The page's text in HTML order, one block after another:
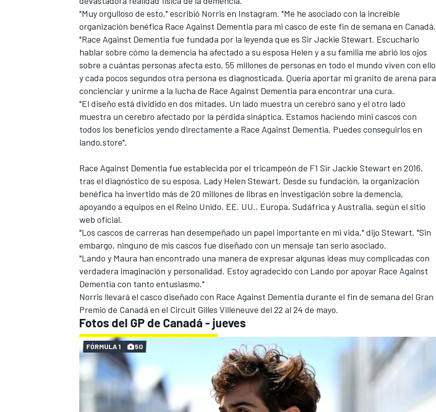
WRC
"Muy orgulloso de esto," escribió Norris en Instagram. "Me he asociado con la increíble
organización benéfica Race Against Dementia para mi casco de este fin de semana en Canadá.
"Race Against Dementia fue fundada por la leyenda que es Sir Jackie Stewart. Escucharlo
hablar sobre cómo la demencia ha afectado a su esposa Helen y a su familia me abrió los ojos
sobre a cuántas personas afecta esto. 55 millones de personas en todo el mundo viven con ello
y cada pocos segundos otra persona es diagnosticada. Quería aportar mi granito de arena para
concienciar y unirme a la lucha de Race Against Dementia para encontrar una cura.
"El diseño está dividido en dos mitades. Un lado muestra un cerebro sano y el otro lado
muestra un cerebro afectado por la pérdida sináptica. Estamos haciendo mini cascos con
todos los beneficios yendo directamente a Race Against Dementia. Puedes conseguirlos en
lando.store".
Race Against Dementia fue establecida por el tricampeón de F1 Sir Jackie Stewart en 2016,
tras el diagnóstico de su esposa, Lady Helen Stewart. Desde su fundación, la organización
benéfica ha invertido más de 20 millones de libras en investigación sobre la demencia,
apoyando a equipos en el Reino Unido, EE. UU., Europa, Sudáfrica y Australia, según el sitio
web oficial.
"Los cascos de carreras han desempeñado un papel importante en mi vida," dijo Stewart. "Sin
embargo, ninguno de mis cascos fue diseñado con un mensaje tan serio asociado.
"Lando y Maura han encontrado una manera de expresar algunas ideas muy complicadas con
verdadera imaginación y personalidad. Estoy agradecido con Lando por apoyar Race Against
Dementia con tanto entusiasmo."
Norris llevará el casco diseñado con Race Against Dementia durante el fin de semana del Gran
Premio de Canadá en el Circuit Gilles Villeneuve del 22 al 24 de mayo.
Fotos del GP de Canadá - jueves
FÓRMULA 1 50